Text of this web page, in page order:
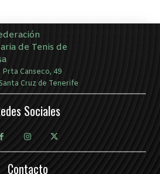
Prta Canseco, 49
Cruz de Tenerife
Sociales
Contacto